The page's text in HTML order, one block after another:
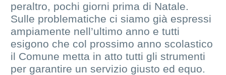
peraltro, pochi giorni prima di Natale.
Sulle problematiche ci siamo già espressi
ampiamente nell’ultimo anno e tutti
esigono che col prossimo anno scolastico
il Comune metta in atto tutti gli strumenti
per garantire un servizio giusto ed equo.